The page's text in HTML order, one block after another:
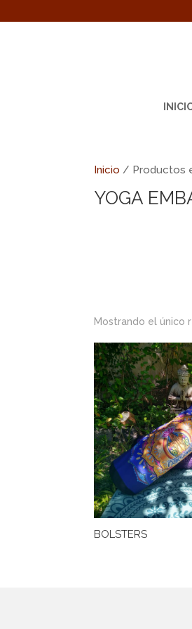
Inicio / Productos
YOGA
Mostrando el único
BOLSTERS